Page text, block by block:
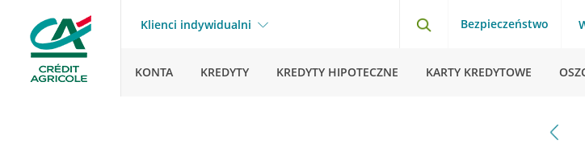
Klienci indywidualni Bezpieczeństwo
KONTA KREDYTY KREDYTY HIPOTECZNE KARTY KREDYTOWE